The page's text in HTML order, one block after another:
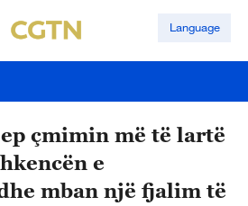
Language
çmimin më të lartë
e
mban një fjalim të